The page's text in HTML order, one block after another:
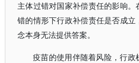
主体过错对国家补偿责任的影响。
错的情形下行政补偿责任是否成立
念本身无法提供答案。
疫苗的使用伴随着风险，行政